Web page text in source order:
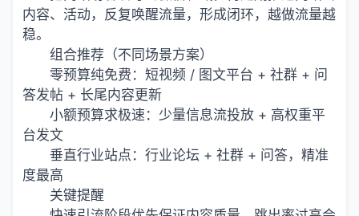
内容、活动，反复唤醒流量，形成闭环，越做流量越
稳。
组合推荐（不同场景方案）
零预算纯免费：短视频 / 图文平台 + 社群 + 问
答发帖 + 长尾内容更新
小额预算求极速：少量信息流投放 + 高权重平
台发文
垂直行业站点：行业论坛 + 社群 + 问答，精准
度最高
关键提醒